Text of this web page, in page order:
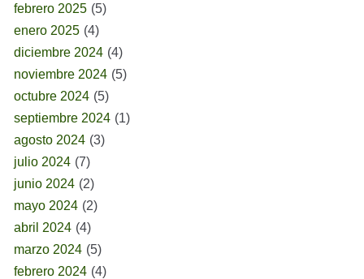
febrero 2025 (5)
enero 2025 (4)
diciembre 2024 (4)
noviembre 2024 (5)
octubre 2024 (5)
septiembre 2024 (1)
agosto 2024 (3)
julio 2024 (7)
junio 2024 (2)
mayo 2024 (2)
abril 2024 (4)
marzo 2024 (5)
febrero 2024 (4)